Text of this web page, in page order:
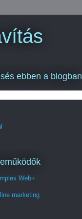
ebben a blogban
Web+
marketing